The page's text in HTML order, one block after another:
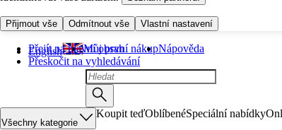
Přijmout vše Odmítnout vše Vlastní nastavení
Přejít na hlavní obsah
Přeskočit na vyhledávání
English Můj první nákupNápověda
Všechny kategorie
Koupit teďOblíbenéSpeciální nabídky